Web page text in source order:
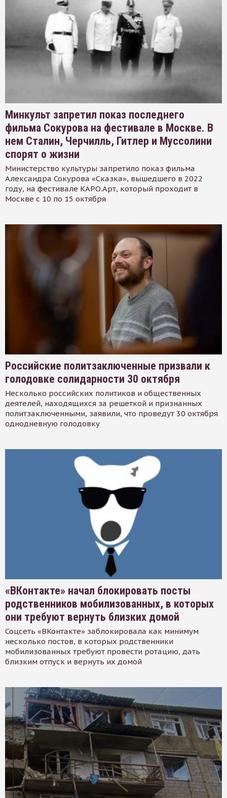
Минкульт запретил показ последнего
фильма Сокурова на фестивале в Москве. В
нем Сталин, Черчилль, Гитлер и Муссолини
спорят о жизни
Министерство культуры запретило показ фильма
Александра Сокурова «Сказка», вышедшего в 2022
году, на фестивале КАРО.Арт, который проходит в
Москве с 10 по 15 октября
Российские политзаключенные призвали к
голодовке солидарности 30 октября
Несколько российских политиков и общественных
деятелей, находящихся за решеткой и признанных
политзаключенными, заявили, что проведут 30 октября
однодневную голодовку
«ВКонтакте» начал блокировать посты
родственников мобилизованных, в которых
они требуют вернуть близких домой
Соцсеть «ВКонтакте» заблокировала как минимум
несколько постов, в которых родственники
мобилизованных требуют провести ротацию, дать
близким отпуск и вернуть их домой